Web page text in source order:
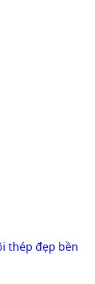
thép đẹp bền